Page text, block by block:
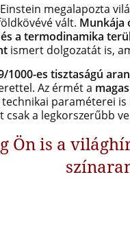
megalapozta
vált. Munkája
a termodinamika
ismert dolgozatát is,
1000-es tisztaságú
Az érmét a
paraméterei is
a legkorszerűbb
Ön is a